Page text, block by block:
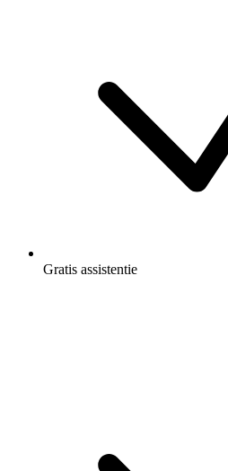
Gratis assistentie